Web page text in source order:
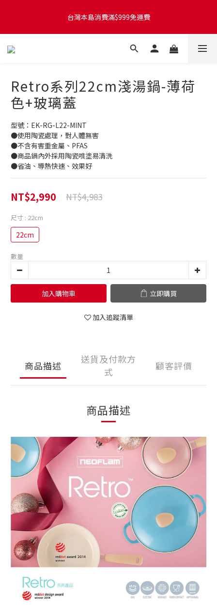
出貨
台灣本島消費滿$999免運費
台灣本島訂單將於付款完成後的下個工作天起，2~4個工作天完成
Retro系列22cm淺湯鍋-薄荷
色+玻璃蓋
型號：EK-RG-L22-MINT
●使用陶瓷處理，對人體無害
●不含有害重金屬、PFAS
●商品鍋內外採用陶瓷噴塗易清洗
●省油、導熱快速、效果好
NT$2,990 NT$4,983
尺寸 : 22cm
22cm
數量
加入購物車 立即購買
加入追蹤清單
商品描述
送貨及付款方
式
顧客評價
商品描述